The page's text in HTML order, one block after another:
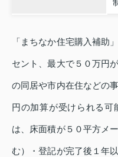
「まちなか住宅購入補助
セント、最大で５０万円
の同居や市内在住などの
円の加算が受けられる可
は、床面積が５０平方メ
む）・登記が完了後１年